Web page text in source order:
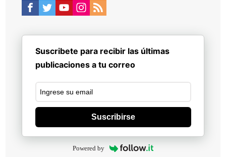
Suscribete para recibir las últimas
publicaciones a tu correo
Suscribirse
Powered by